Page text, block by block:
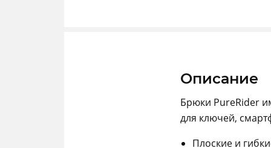
Описание
Брюки PureRider
для ключей,
Плоские и